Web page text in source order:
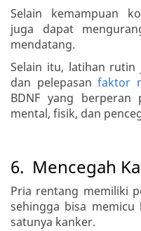
Selain kemampuan
juga dapat
mendatang.
Selain itu, latihan
dan pelepasan faktor
BDNF yang berperan
mental, fisik, dan
6. Mencegah
Pria rentang memiliki
sehingga bisa memicu
satunya kanker.